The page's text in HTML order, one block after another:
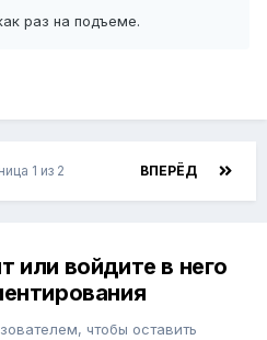
раз на подъеме.
ВПЕРЁД
1 из 2
или войдите в него
чтобы оставить